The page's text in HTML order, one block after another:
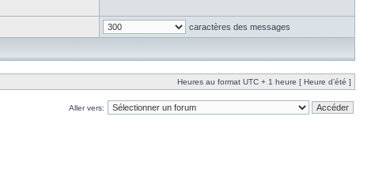
caractères des messages
Heures au format UTC + 1 heure [ Heure d’été ]
Aller vers: